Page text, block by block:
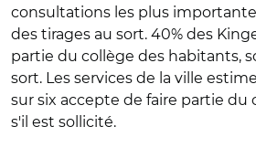
consultations les plus
des tirages au sort. 40% des
partie du collège des habitants,
sort. Les services de la ville
sur six accepte de faire partie du
s'il est sollicité.